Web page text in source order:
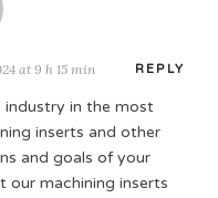
at 9 h 15 min REPLY
industry in the most
inserts and other
and goals of your
our machining inserts